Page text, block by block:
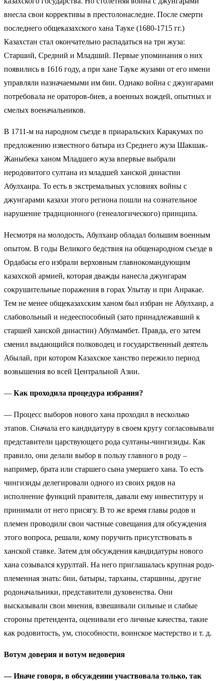
внесла свои коррективы в престолонаследие. После смерти
последнего общеказахского хана Тауке (1680-1715 гг.)
Казахстан стал окончательно распадаться на три жуза:
Старший, Средний и Младший. Первые упоминания о них
появились в 1616 году, а при хане Тауке жузами от его имени
управляли назначаемыми им бии. Однако война с джунгарами
потребовала не ораторов-биев, а военных вождей, опытных и
смелых военачальников.
В 1711-м на народном съезде в приаральских Каракумах по
предложению известного батыра из Среднего жуза Шакшак-
Жаныбека ханом Младшего жуза впервые выбрали
неродовитого султана из младшей ханской династии
Абулхаира. То есть в экстремальных условиях войны с
джунгарами казахи этого региона пошли на сознательное
нарушение традиционного (генеалогического) принципа.
Несмотря на молодость, Абулхаир обладал большим военным
опытом. В годы Великого бедствия на общенародном съезде в
Ордабасы его избрали верховным главнокомандующим
казахской армией, которая дважды нанесла джунгарам
сокрушительные поражения в горах Улытау и при Анракае.
Тем не менее общеказахским ханом был избран не Абулхаир, а
слабовольный и недееспособный (зато принадлежавший к
старшей ханской династии) Абулмамбет. Правда, его затем
сменил выдающийся полководец и государственный деятель
Абылай, при котором Казахское ханство пережило период
возвышения во всей Центральной Азии.
— Как проходила процедура избрания?
— Процесс выборов нового хана проходил в несколько
этапов. Сначала его кандидатуру в своем кругу согласовывали
представители царствующего рода султаны-чингизиды. Как
правило, они делали выбор в пользу главного в роду –
например, брата или старшего сына умершего хана. То есть
чингизиды делегировали одного из своих рядов на
исполнение функций правителя, давали ему инвеституру и
принимали от него присягу. В то же время главы родов и
племен проводили свои частные совещания для обсуждения
этого вопроса, решали, кому поручить присутствовать в
ханской ставке. Затем для обсуждения кандидатуры нового
хана созывался курултай. На него приглашалась крупная родо-
племенная знать: бии, батыры, тарханы, старшины, другие
родоначальники, представители духовенства. Они
высказывали свои мнения, взвешивали сильные и слабые
стороны претендента, оценивали его личные качества, такие
как родовитость, ум, способности, воинское мастерство и т. д.
Вотум доверия и вотум недоверия
— Иначе говоря, в обсуждении участвовала только, так